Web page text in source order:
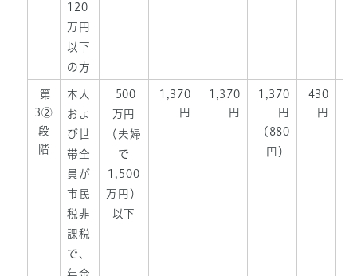
120
万円
以下
の方
第
3②
段
階
本人
およ
び世
帯全
員が
市民
税非
課税
で、
年金
500
万円
（夫婦
で
1,500
万円）
以下
1,370
円
1,370
円
1,370
円
（880
円）
430
円